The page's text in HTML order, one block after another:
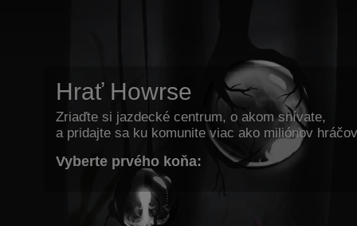
Hrať Howrse
Zriaďte si jazdecké centrum, o akom snívate,
a pridajte sa ku komunite viac ako miliónov
Vyberte prvého koňa: